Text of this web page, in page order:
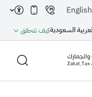
السعوديةكيف تتحقق
English